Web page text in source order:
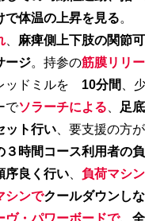
で体温の上昇を見る。
、 麻痺側上下肢の関節
ージ。持参の筋膜リリ
ッドミルを 10分間 、
でソラーチによる、 足
ット行い、要支援の方
３時間コース利用者の
序良く行い、 負荷マシ
シンでクールダウンし